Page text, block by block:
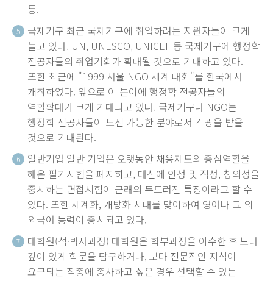
등.
5
국제기구 최근 국제기구에 취업하려는 지원자들이 크게
늘고 있다. UN, UNESCO, UNICEF 등 국제기구에 행정학
전공자들의 취업기회가 확대될 것으로 기대하고 있다.
또한 최근에 "1999 서울 NGO 세계 대회"를 한국에서
개최하였다. 앞으로 이 분야에 행정학 전공자들의
역할확대가 크게 기대되고 있다. 국제기구나 NGO는
행정학 전공자들이 도전 가능한 분야로서 각광을 받을
것으로 기대된다.
6
일반기업 일반 기업은 오랫동안 채용제도의 중심역할을
해온 필기시험을 폐지하고, 대신에 인성 및 적성, 창의성을
중시하는 면접시험이 근래의 두드러진 특징이라고 할 수
있다. 또한 세계화, 개방화 시대를 맞이하여 영어나 그 외
외국어 능력이 중시되고 있다.
7
대학원(석·박사과정) 대학원은 학부과정을 이수한 후 보다
깊이 있게 학문을 탐구하거나, 보다 전문적인 지식이
요구되는 직종에 종사하고 싶은 경우 선택할 수 있는